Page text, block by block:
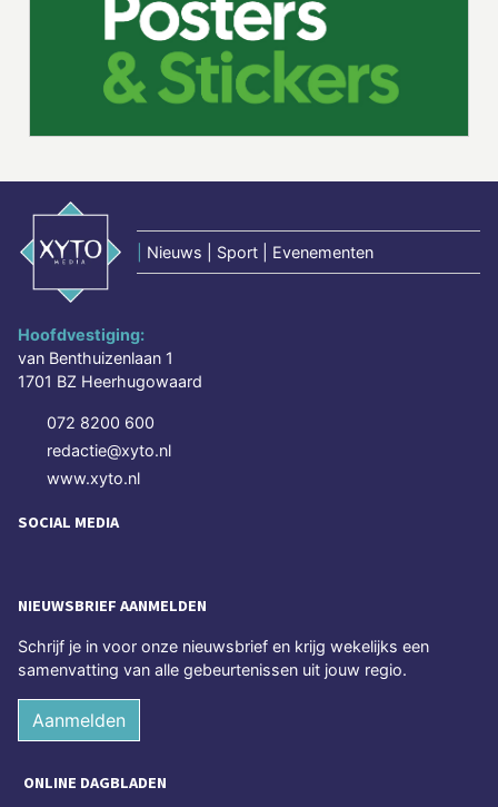
Nieuws | Sport | Evenementen
Hoofdvestiging:
van Benthuizenlaan 1
1701 BZ Heerhugowaard
072 8200 600
redactie@xyto.nl
www.xyto.nl
SOCIAL MEDIA
NIEUWSBRIEF AANMELDEN
Schrijf je in voor onze nieuwsbrief en krijg wekelijks een
samenvatting van alle gebeurtenissen uit jouw regio.
Aanmelden
ONLINE DAGBLADEN